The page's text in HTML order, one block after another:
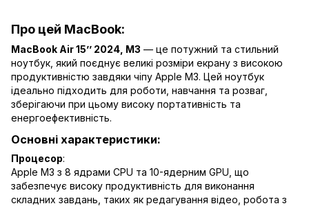
Про цей MacBook:
MacBook Air 15’’ 2024, M3 — це потужний та стильний
ноутбук, який поєднує великі розміри екрану з високою
продуктивністю завдяки чіпу Apple M3. Цей ноутбук
ідеально підходить для роботи, навчання та розваг,
зберігаючи при цьому високу портативність та
енергоефективність.
Основні характеристики:
Процесор:
Apple M3 з 8 ядрами CPU та 10-ядерним GPU, що
забезпечує високу продуктивність для виконання
складних завдань, таких як редагування відео, робота з